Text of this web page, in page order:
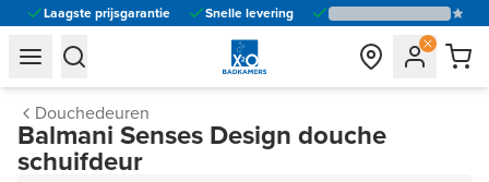
Laagste prijsgarantie Snelle levering
general.navigation.toggle_menu.label
general.navigation.toggle_menu.label
Douchedeuren
Balmani Senses Design douche
schuifdeur